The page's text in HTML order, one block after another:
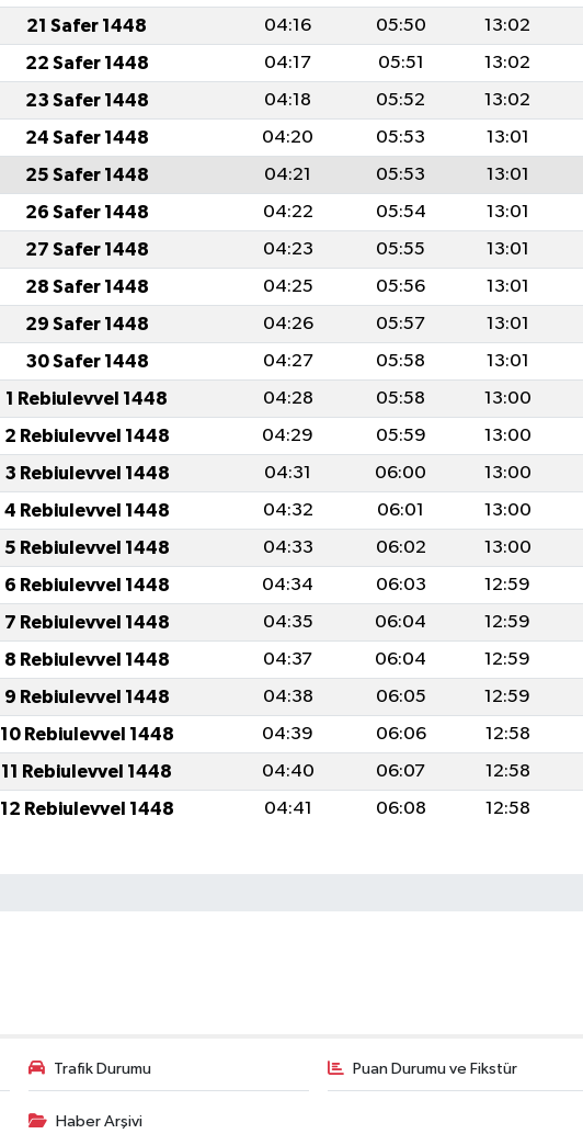
21 Safer 1448 04:16 05:50 13:02
22 Safer 1448 04:17 05:51 13:02
23 Safer 1448 04:18 05:52 13:02
24 Safer 1448 04:20 05:53 13:01
25 Safer 1448 04:21 05:53 13:01
26 Safer 1448 04:22 05:54 13:01
27 Safer 1448 04:23 05:55 13:01
28 Safer 1448 04:25 05:56 13:01
29 Safer 1448 04:26 05:57 13:01
30 Safer 1448 04:27 05:58 13:01
1 Rebiulevvel 1448 04:28 05:58 13:00
2 Rebiulevvel 1448 04:29 05:59 13:00
3 Rebiulevvel 1448 04:31 06:00 13:00
4 Rebiulevvel 1448 04:32 06:01 13:00
5 Rebiulevvel 1448 04:33 06:02 13:00
6 Rebiulevvel 1448 04:34 06:03 12:59
7 Rebiulevvel 1448 04:35 06:04 12:59
8 Rebiulevvel 1448 04:37 06:04 12:59
9 Rebiulevvel 1448 04:38 06:05 12:59
10 Rebiulevvel 1448 04:39 06:06 12:58
11 Rebiulevvel 1448 04:40 06:07 12:58
12 Rebiulevvel 1448 04:41 06:08 12:58
Trafik Durumu Puan Durumu ve Fikstür
Haber Arşivi